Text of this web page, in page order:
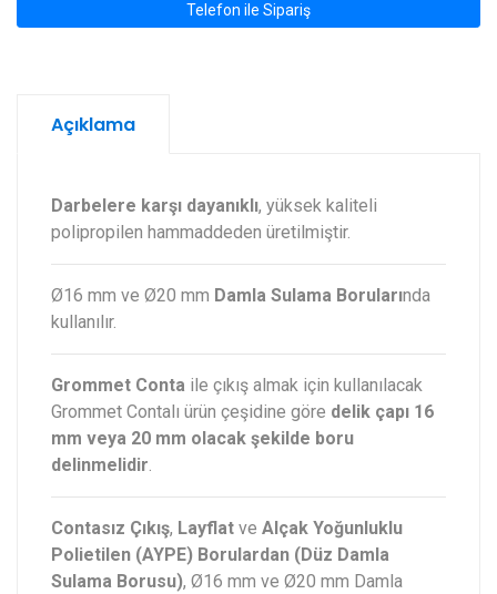
Telefon ile Sipariş
Açıklama
Darbelere karşı dayanıklı, yüksek kaliteli
polipropilen hammaddeden üretilmiştir.
Ø16 mm ve Ø20 mm Damla Sulama Borularında
kullanılır.
Grommet Conta ile çıkış almak için kullanılacak
Grommet Contalı ürün çeşidine göre delik çapı 16
mm veya 20 mm olacak şekilde boru
delinmelidir.
Contasız Çıkış, Layflat ve Alçak Yoğunluklu
Polietilen (AYPE) Borulardan (Düz Damla
Sulama Borusu), Ø16 mm ve Ø20 mm Damla